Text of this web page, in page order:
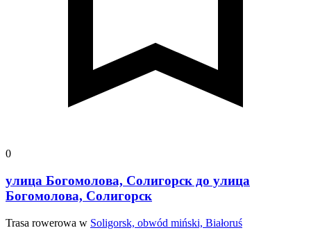
0
улица Богомолова, Солигорск до улица
Богомолова, Солигорск
Trasa rowerowa w Soligorsk, obwód miński, Białoruś